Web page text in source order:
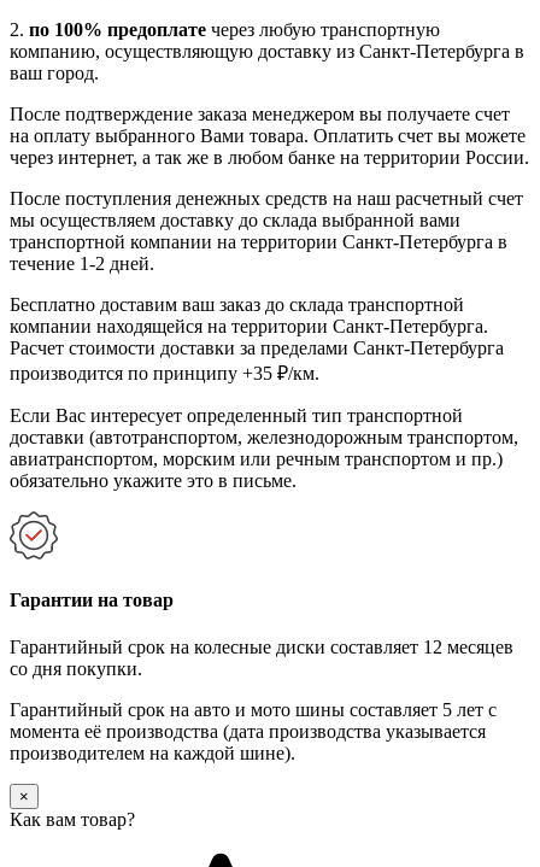
2. по 100% предоплате через любую транспортную
компанию, осуществляющую доставку из Санкт-Петербурга в
ваш город.
После подтверждение заказа менеджером вы получаете счет
на оплату выбранного Вами товара. Оплатить счет вы можете
через интернет, а так же в любом банке на территории России.
После поступления денежных средств на наш расчетный счет
мы осуществляем доставку до склада выбранной вами
транспортной компании на территории Санкт-Петербурга в
течение 1-2 дней.
Бесплатно доставим ваш заказ до склада транспортной
компании находящейся на территории Санкт-Петербурга.
Расчет стоимости доставки за пределами Санкт-Петербурга
производится по принципу +35 ₽/км.
Если Вас интересует определенный тип транспортной
доставки (автотранспортом, железнодорожным транспортом,
авиатранспортом, морским или речным транспортом и пр.)
обязательно укажите это в письме.
Гарантии на товар
Гарантийный срок на колесные диски составляет 12 месяцев
со дня покупки.
Гарантийный срок на авто и мото шины составляет 5 лет с
момента её производства (дата производства указывается
производителем на каждой шине).
×
Как вам товар?